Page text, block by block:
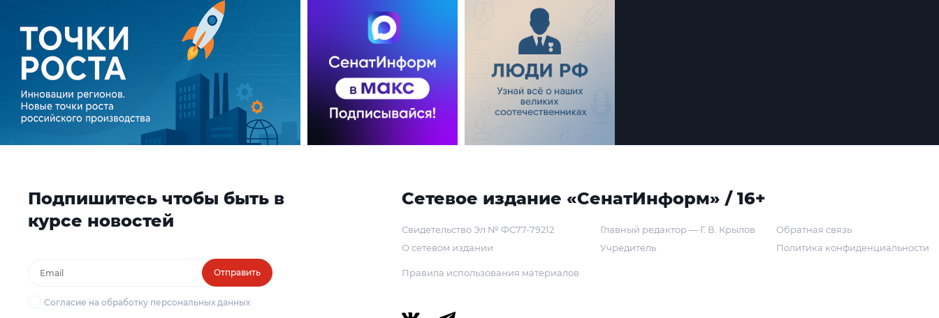
Подпишитесь чтобы быть в
курсе новостей
Отправить
Согласие на обработку персональных данных
Сетевое издание «СенатИнформ» / 16+
Свидетельство Эл № ФС77-79212
О сетевом издании
Главный редактор — Г. В. Крылов
Учредитель
Обратная связь
Политика конфиденциальности
Правила использования материалов